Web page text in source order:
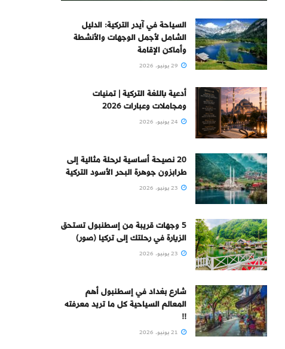
السياحة في آيدر التركية: الدليل
الشامل لأجمل الوجهات والأنشطة
وأماكن الإقامة
أدعية باللغة التركية | تمنيات
ومجاملات وعبارات 2026
20 نصيحة أساسية لرحلة مثالية إلى
طرابزون جوهرة البحر الأسود التركية
5 وجهات قريبة من إسطنبول تستحق
الزيارة في رحلتك إلى تركيا (صور)
شارع بغداد في إسطنبول أهم
المعالم السياحية كل ما تريد معرفته
!!